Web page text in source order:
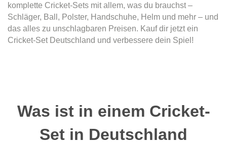
komplette Cricket-Sets mit allem, was du brauchst –
Schläger, Ball, Polster, Handschuhe, Helm und mehr – und
das alles zu unschlagbaren Preisen. Kauf dir jetzt ein
Cricket-Set Deutschland und verbessere dein Spiel!
Was ist in einem Cricket-
Set in Deutschland